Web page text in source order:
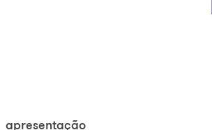
apresentação